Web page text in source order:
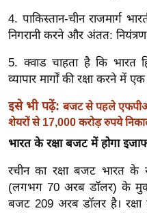
य
त
ग
डि
या
सा
हि
त्य
ज
4. पाकिस्तान-चीन राजमार्ग
निगरानी करने और अंतत:
5. क्वाड चाहता है कि भारत
व्यापार मार्गों की रक्षा करने में
इसे भी पढ़ें: बजट से पहले
शेयरों से 17,000 करोड़ रुपये
भारत के रक्षा बजट में होगा
रचीन का रक्षा बजट भारत
(लगभग 70 अरब डॉलर) के
बजट 209 अरब डॉलर है। रक्षा